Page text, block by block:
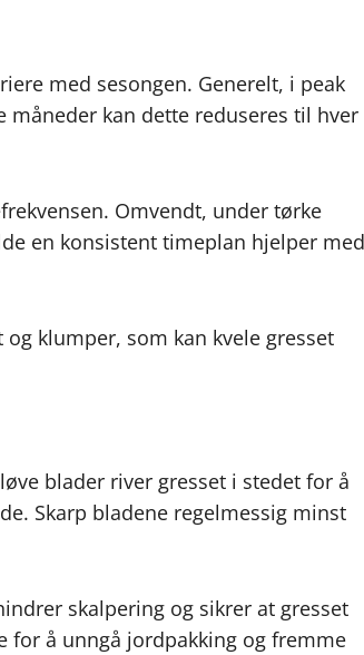
med sesongen. Generelt, i peak
måneder kan dette reduseres til hver
Omvendt, under tørke
en konsistent timeplan hjelper med
klumper, som kan kvele gresset
blader river gresset i stedet for å
Skarp bladene regelmessig minst
skalpering og sikrer at gresset
for å unngå jordpakking og fremme